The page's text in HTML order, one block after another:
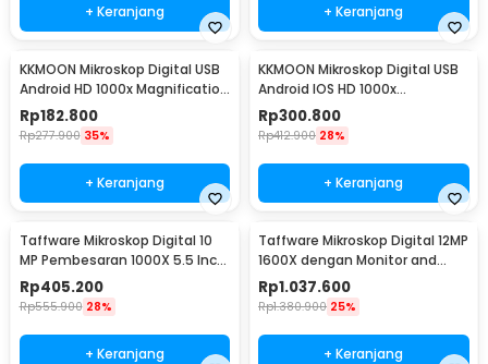
+ Keranjang + Keranjang
KKMOON Mikroskop Digital USB
Android HD 1000x Magnification
- AN104
Rp182.800
Rp277.900 35%
+ Keranjang
KKMOON Mikroskop Digital USB
Android IOS HD 1000x
Magnification - F210
Rp300.800
Rp412.900 28%
+ Keranjang
Taffware Mikroskop Digital 10
MP Pembesaran 1000X 5.5 Inch
LED Display - G5
Rp405.200
Rp555.900 28%
+ Keranjang
Taffware Mikroskop Digital 12MP
1600X dengan Monitor and
Metal Stand - G1600
Rp1.037.600
Rp1.380.900 25%
+ Keranjang